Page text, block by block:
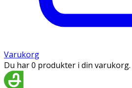
Varukorg
Du har 0 produkter i din varukorg.